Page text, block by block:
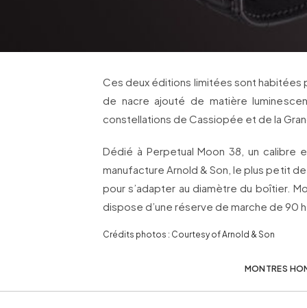
Ces deux éditions limitées sont habitées
de nacre ajouté de matière
constellations de Cassiopée et de la
Dédié à Perpetual Moon 38, un calibre
manufacture Arnold & Son, le plus petit
pour s’adapter au diamètre du boîtier.
dispose d’une réserve de marche de 90
Crédits photos : Courtesy of Arnold & Son
MONTRES